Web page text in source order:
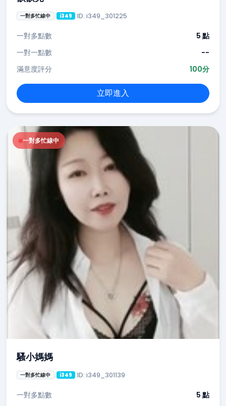
一對多忙線中 i349 ID: i349_301225
一對多點數
5 點
一對一點數
--
滿意度評分
100分
立即進入
一對多忙線中
騷小媽媽
一對多忙線中 i349 ID: i349_301139
一對多點數 5 點